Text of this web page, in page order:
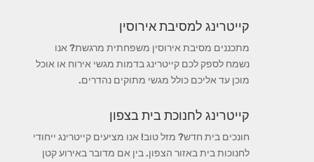
קייטרינג למסיבת אירוסין
מתכננים מסיבת אירוסין משפחתית מרגשת? אנו
נשמח לספק לכם קייטרינג בדמות מגשי אירוח או אוכל
מוכן עד אליכם כולל מגשי מתוקים נהדרים.
קייטרינג לחנוכת בית בצפון
חונכים בית חדש? מזל טוב! אנו מציעים קייטרינג ייחודי
לחנוכות בית באזור הצפון. בין אם מדובר באירוע קטן